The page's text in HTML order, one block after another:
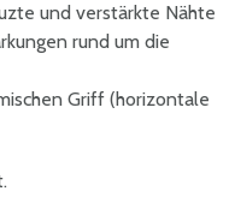
und verstärkte Nähte
rund um die
Griff (horizontale